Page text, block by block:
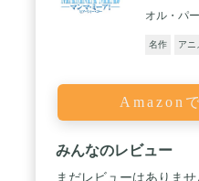
オル・パ
名作 アニ
Amazon
みんなのレビュー
まだレビューはありませ